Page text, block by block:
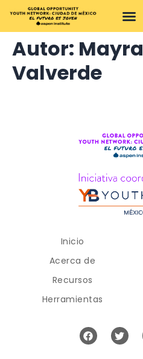
Autor:
Valverde
Inicio
Acerca de
Recursos
Herramientas